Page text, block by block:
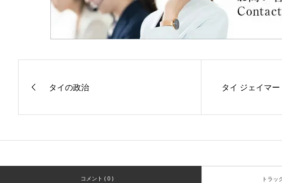
タイの政治 タイ ジェイマー
コメント ( 0 ) トラッ